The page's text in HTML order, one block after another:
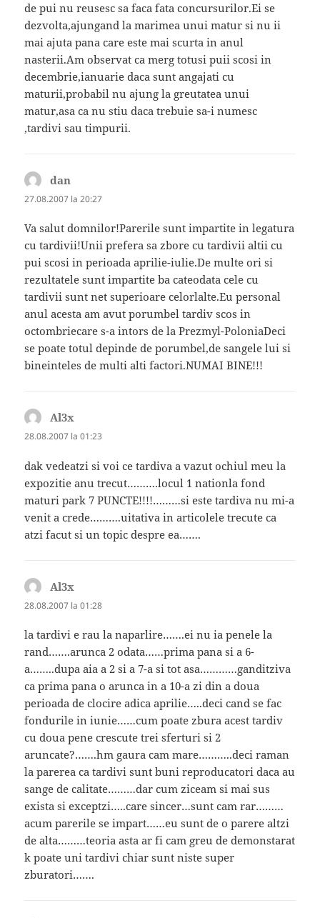
de pui nu reusesc sa faca fata concursurilor.Ei se
dezvolta,ajungand la marimea unui matur si nu ii
mai ajuta pana care este mai scurta in anul
nasterii.Am observat ca merg totusi puii scosi in
decembrie,ianuarie daca sunt angajati cu
maturii,probabil nu ajung la greutatea unui
matur,asa ca nu stiu daca trebuie sa-i numesc
,tardivi sau timpurii.
dan
27.08.2007 la 20:27
Va salut domnilor!Parerile sunt impartite in legatura
cu tardivii!Unii prefera sa zbore cu tardivii altii cu
pui scosi in perioada aprilie-iulie.De multe ori si
rezultatele sunt impartite ba cateodata cele cu
tardivii sunt net superioare celorlalte.Eu personal
anul acesta am avut porumbel tardiv scos in
octombriecare s-a intors de la Prezmyl-PoloniaDeci
se poate totul depinde de porumbel,de sangele lui si
bineinteles de multi alti factori.NUMAI BINE!!!
Al3x
28.08.2007 la 01:23
dak vedeatzi si voi ce tardiva a vazut ochiul meu la
expozitie anu trecut……….locul 1 nationla fond
maturi park 7 PUNCTE!!!!………si este tardiva nu mi-a
venit a crede……….uitativa in articolele trecute ca
atzi facut si un topic despre ea…….
Al3x
28.08.2007 la 01:28
la tardivi e rau la naparlire…….ei nu ia penele la
rand…….arunca 2 odata……prima pana si a 6-
a……..dupa aia a 2 si a 7-a si tot asa…………ganditziva
ca prima pana o arunca in a 10-a zi din a doua
perioada de clocire adica aprilie…..deci cand se fac
fondurile in iunie……cum poate zbura acest tardiv
cu doua pene crescute trei sferturi si 2
aruncate?…….hm gaura cam mare………..deci raman
la parerea ca tardivi sunt buni reproducatori daca au
sange de calitate………dar cum ziceam si mai sus
exista si exceptzi…..care sincer…sunt cam rar………
acum parerile se impart……eu sunt de o parere altzi
de alta………teoria asta ar fi cam greu de demonstarat
k poate uni tardivi chiar sunt niste super
zburatori…….